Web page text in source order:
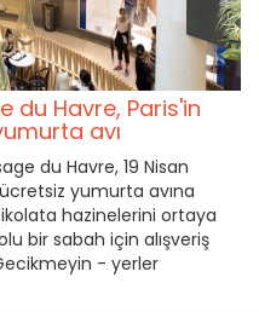
du Havre, Paris'in
avı
du Havre, 19 Nisan
yumurta avına
hazinelerini ortaya
bir sabah için alışveriş
- yerler